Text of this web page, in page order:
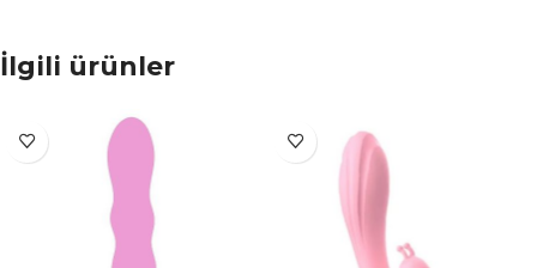
İlgili ürünler